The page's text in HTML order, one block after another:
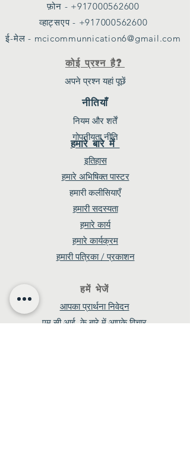
फ़ोन - +917000562600
व्हाट्सएप - +917000562600
ई-मेल - mcicommunnication6@gmail.com
कोई प्रश्न है?
अपने प्रश्न यहां पूछें
नीतियाँ
नियम और शर्तें
गोपनीयता नीति
हमारे बारे में
इतिहास
हमारे अभिषिक्त पास्टर
हमारी कलीसियाएँ
हमारी सदस्यता
हमारे कार्य
हमारे कार्यक्रम
हमारी पत्रिका / प्रकाशन
हमें भेजें
आपका प्रार्थना निवेदन
एम.सी.आई. के बारे में आपके विचार